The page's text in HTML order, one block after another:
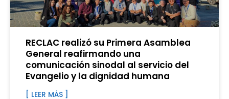
RECLAC realizó su Primera Asamblea
General reafirmando una
comunicación sinodal al servicio del
Evangelio y la dignidad humana
[ LEER MÁS ]